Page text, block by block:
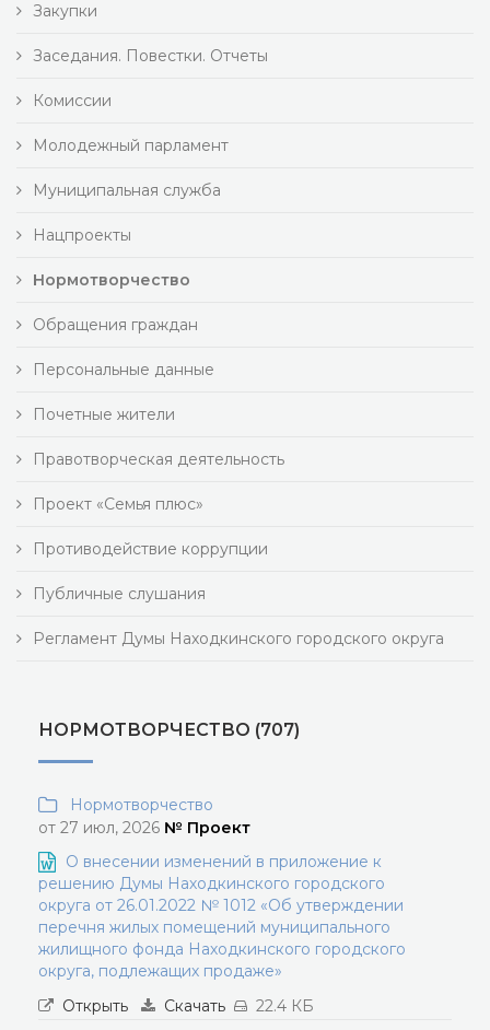
Закупки
Заседания. Повестки. Отчеты
Комиссии
Молодежный парламент
Муниципальная служба
Нацпроекты
Нормотворчество
Обращения граждан
Персональные данные
Почетные жители
Правотворческая деятельность
Проект «Семья плюс»
Противодействие коррупции
Публичные слушания
Регламент Думы Находкинского городского округа
НОРМОТВОРЧЕСТВО (707)
Нормотворчество
от 27 июл, 2026 № Проект
О внесении изменений в приложение к
решению Думы Находкинского городского
округа от 26.01.2022 № 1012 «Об утверждении
перечня жилых помещений муниципального
жилищного фонда Находкинского городского
округа, подлежащих продаже»
Открыть
Скачать 22.4 КБ